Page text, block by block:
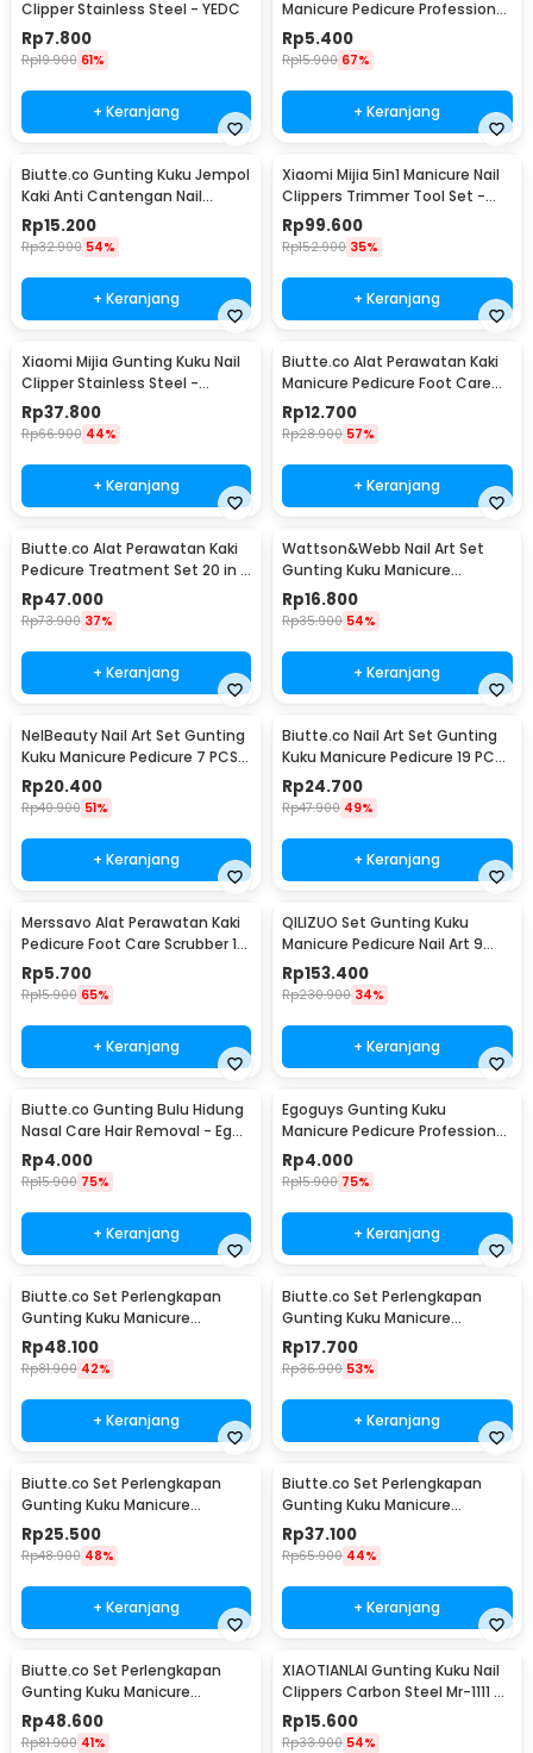
Clipper Stainless Steel - YEDC
Rp7.800
Rp19.900 61%
+ Keranjang
Manicure Pedicure Professional
Stainless Steel - Y-02ZJQ
Rp5.400
Rp15.900 67%
+ Keranjang
Biutte.co Gunting Kuku Jempol
Kaki Anti Cantengan Nail
Clipper - MZ-020
Rp15.200
Rp32.900 54%
+ Keranjang
Xiaomi Mijia 5in1 Manicure Nail
Clippers Trimmer Tool Set -
MJZJD002QW
Rp99.600
Rp152.900 35%
+ Keranjang
Xiaomi Mijia Gunting Kuku Nail
Clipper Stainless Steel -
MJZJD001QW
Rp37.800
Rp66.900 44%
+ Keranjang
Biutte.co Alat Perawatan Kaki
Manicure Pedicure Foot Care
8in1 - IN1807
Rp12.700
Rp28.900 57%
+ Keranjang
Biutte.co Alat Perawatan Kaki
Pedicure Treatment Set 20 in 1
- GR5663
Rp47.000
Rp73.900 37%
+ Keranjang
Wattson&Webb Nail Art Set
Gunting Kuku Manicure
Pedicure 12 PCS - B07T
Rp16.800
Rp35.900 54%
+ Keranjang
NelBeauty Nail Art Set Gunting
Kuku Manicure Pedicure 7 PCS -
7023D
Rp20.400
Rp40.900 51%
+ Keranjang
Biutte.co Nail Art Set Gunting
Kuku Manicure Pedicure 19 PCS
- i7000D
Rp24.700
Rp47.900 49%
+ Keranjang
Merssavo Alat Perawatan Kaki
Pedicure Foot Care Scrubber 1
PCS - HB07
Rp5.700
Rp15.900 65%
+ Keranjang
QILIZUO Set Gunting Kuku
Manicure Pedicure Nail Art 9
PCS - 309
Rp153.400
Rp230.900 34%
+ Keranjang
Biutte.co Gunting Bulu Hidung
Nasal Care Hair Removal - Ego-
1Rp4.000
Rp15.900 75%
+ Keranjang
Egoguys Gunting Kuku
Manicure Pedicure Professional
Stainless Steel - NT97
Rp4.000
Rp15.900 75%
+ Keranjang
Biutte.co Set Perlengkapan
Gunting Kuku Manicure
Pedicure Nail Clipper 18 PCS -
S0M020
Rp48.100
Rp81.900 42%
+ Keranjang
Biutte.co Set Perlengkapan
Gunting Kuku Manicure
Pedicure Nail Clipper 7 PCS -
S0M020
Rp17.700
Rp36.900 53%
+ Keranjang
Biutte.co Set Perlengkapan
Gunting Kuku Manicure
Pedicure Nail Clipper 10 PCS -
S0M020
Rp25.500
Rp48.900 48%
+ Keranjang
Biutte.co Set Perlengkapan
Gunting Kuku Manicure
Pedicure Nail Clipper 12 PCS -
S0M020
Rp37.100
Rp65.900 44%
+ Keranjang
Biutte.co Set Perlengkapan
Gunting Kuku Manicure
Pedicure Nail Clipper 16 PCS -
S0M020
Rp48.600
Rp81.900 41%
XIAOTIANLAI Gunting Kuku Nail
Clippers Carbon Steel Mr-1111 -
XGK
Rp15.600
Rp33.900 54%